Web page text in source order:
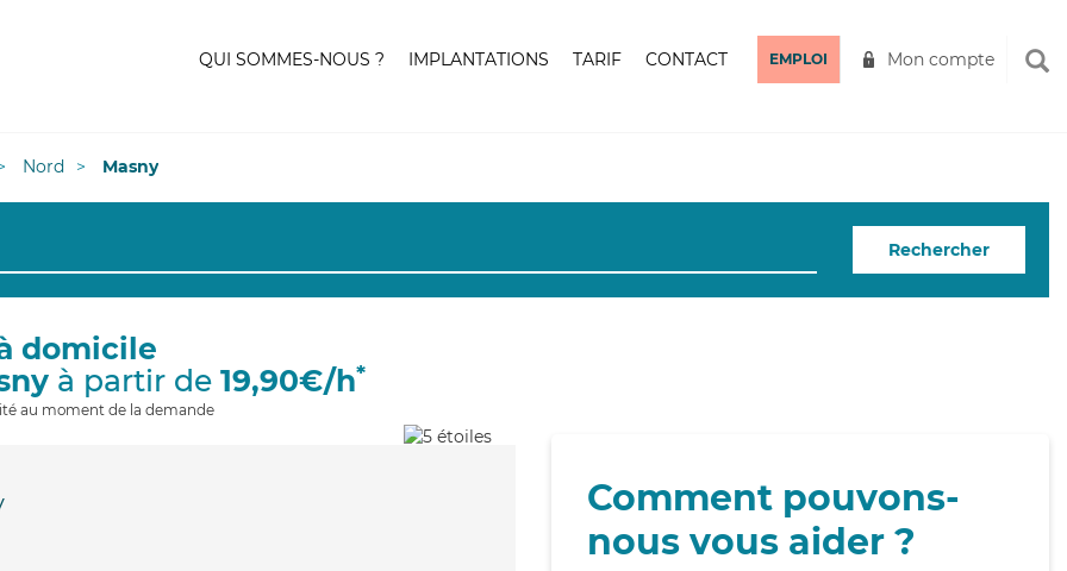
QUI SOMMES-NOUS ? IMPLANTATIONS TARIF CONTACT EMPLOI Mon compte
Nord Masny
Rechercher
domicile
à partir de 19,90€/h*
au moment de la demande
Comment pouvons-
nous vous aider ?